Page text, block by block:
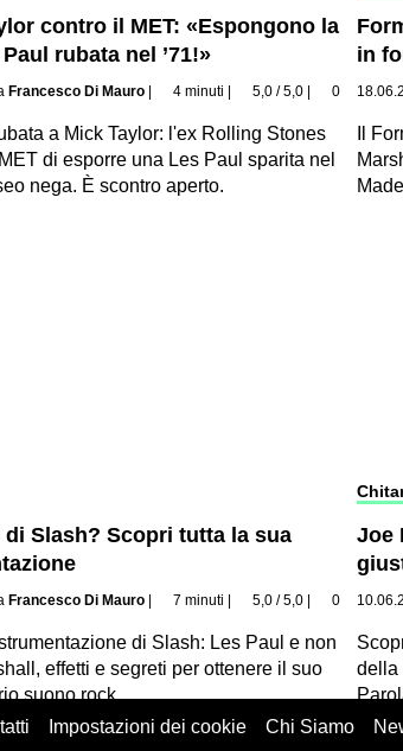
contro il MET: «Espongono la
rubata nel ’71!»
Francesco Di Mauro 4 minuti 5,0 / 5,0 0
a Mick Taylor: l'ex Rolling Stones
di esporre una Les Paul sparita nel
nega. È scontro aperto.
di Slash? Scopri tutta la sua
Francesco Di Mauro | 7 minuti | 5,0 / 5,0 | 0
di Slash: Les Paul e non
effetti e segreti per ottenere il suo
suono rock.
in
Il
Joe
della
Impostazioni dei cookie Chi Siamo